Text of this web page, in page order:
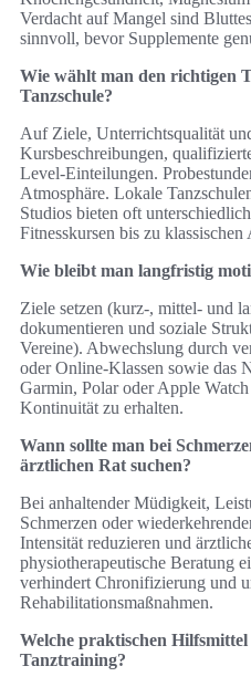
Verdacht auf Mangel sind
sinnvoll, bevor Supplemente
Wie wählt man den richtigen
Tanzschule?
Auf Ziele, Unterrichtsqualität
Kursbeschreibungen,
Level-Einteilungen.
Atmosphäre. Lokale
Studios bieten oft
Fitnesskursen bis zu klassischen
Wie bleibt man langfristig
Ziele setzen (kurz-, mittel- und
dokumentieren und soziale
Vereine). Abwechslung durch
oder Online-Klassen sowie das
Garmin, Polar oder Apple
Kontinuität zu erhalten.
Wann sollte man bei
ärztlichen Rat suchen?
Bei anhaltender Müdigkeit,
Schmerzen oder
Intensität reduzieren und
physiotherapeutische Beratung
verhindert Chronifizierung und
Rehabilitationsmaßnahmen.
Welche praktischen
Tanztraining?